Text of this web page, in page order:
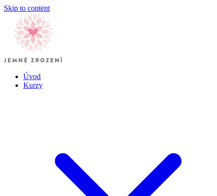
Skip to content
Úvod
Kurzy